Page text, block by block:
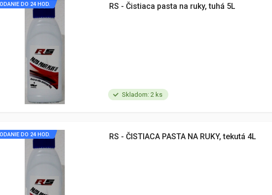
Skladom: 2 ks
DO 24 HOD. RS - Čistiaca pasta na ruky, tuhá 5L
DO 24 HOD. RS - ČISTIACA PASTA NA RUKY, tekutá 4L